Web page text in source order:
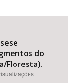
do
Floresta).